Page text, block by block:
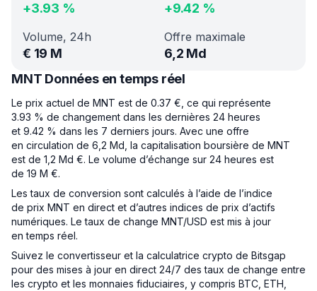
+3.93 % +9.42 %
Volume, 24h
€ 19 M
Offre maximale
6,2 Md
MNT Données en temps réel
Le prix actuel de MNT est de 0.37 €, ce qui représente
3.93 % de changement dans les dernières 24 heures
et 9.42 % dans les 7 derniers jours. Avec une offre
en circulation de 6,2 Md, la capitalisation boursière de MNT
est de 1,2 Md €. Le volume d’échange sur 24 heures est
de 19 M €.
Les taux de conversion sont calculés à l’aide de l’indice
de prix MNT en direct et d’autres indices de prix d’actifs
numériques. Le taux de change MNT/USD est mis à jour
en temps réel.
Suivez le convertisseur et la calculatrice crypto de Bitsgap
pour des mises à jour en direct 24/7 des taux de change entre
les crypto et les monnaies fiduciaires, y compris BTC, ETH,